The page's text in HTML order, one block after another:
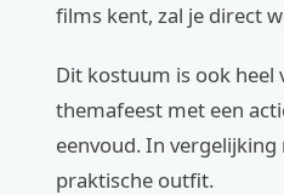
films kent, zal je direct
Dit kostuum is ook heel
themafeest met een
eenvoud. In
praktische outfit.